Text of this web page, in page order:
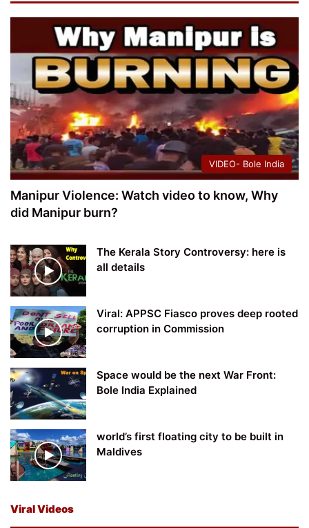
VIDEO- Bole India
Manipur Violence: Watch video to know, Why
did Manipur burn?
The Kerala Story Controversy: here is
all details
Viral: APPSC Fiasco proves deep rooted
corruption in Commission
Space would be the next War Front:
Bole India Explained
world’s first floating city to be built in
Maldives
Viral Videos